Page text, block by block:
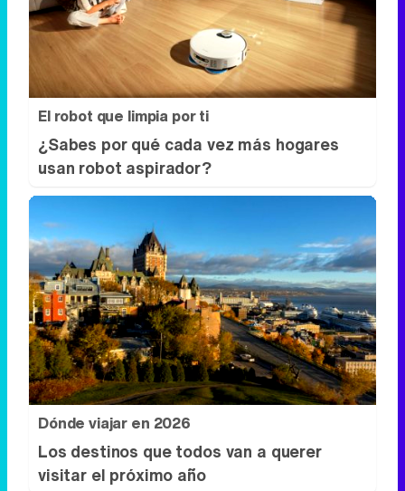
¿Sabes por qué cada vez más hogares
usan robot aspirador?
Dónde viajar en 2026
Los destinos que todos van a querer
visitar el próximo año